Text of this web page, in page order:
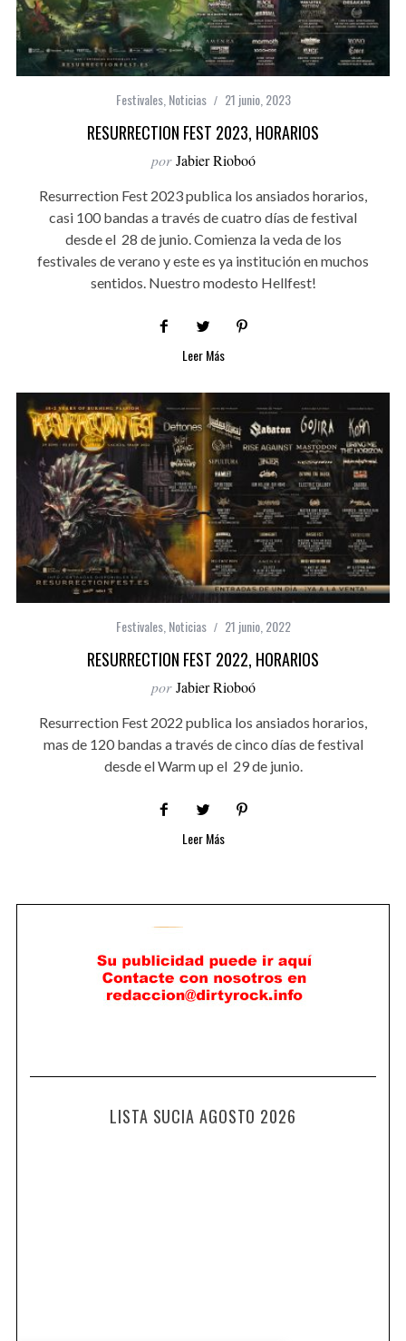
Festivales, Noticias 21 junio, 2023
RESURRECTION FEST 2023, HORARIOS
por Jabier Rioboó
Resurrection Fest 2023 publica los ansiados horarios,
casi 100 bandas a través de cuatro días de festival
desde el 28 de junio. Comienza la veda de los
festivales de verano y este es ya institución en muchos
sentidos. Nuestro modesto Hellfest!
Leer Más
Festivales, Noticias 21 junio, 2022
RESURRECTION FEST 2022, HORARIOS
por Jabier Rioboó
Resurrection Fest 2022 publica los ansiados horarios,
mas de 120 bandas a través de cinco días de festival
desde el Warm up el 29 de junio.
Leer Más
LISTA SUCIA AGOSTO 2026